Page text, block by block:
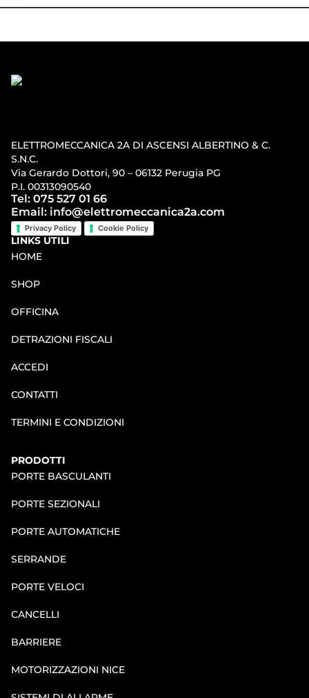
ELETTROMECCANICA 2A DI ASCENSI ALBERTINO & C.
S.N.C.
Via Gerardo Dottori, 90 – 06132 Perugia PG
P.I. 00313090540
Tel: 075 527 01 66
Email: info@elettromeccanica2a.com
Privacy Policy Cookie Policy
LINKS UTILI
HOME
SHOP
OFFICINA
DETRAZIONI FISCALI
ACCEDI
CONTATTI
TERMINI E CONDIZIONI
PRODOTTI
PORTE BASCULANTI
PORTE SEZIONALI
PORTE AUTOMATICHE
SERRANDE
PORTE VELOCI
CANCELLI
BARRIERE
MOTORIZZAZIONI NICE